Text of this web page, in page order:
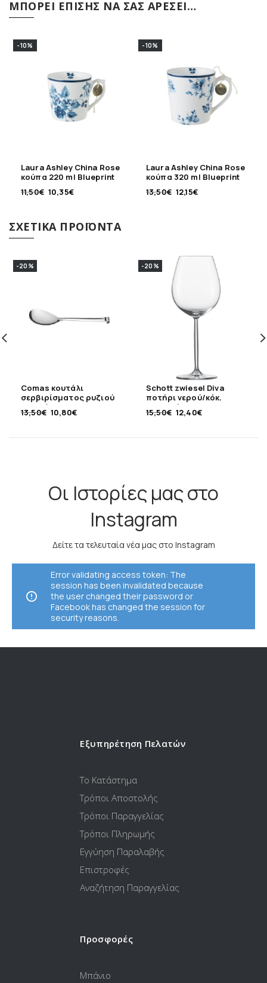
ΜΠΟΡΕΊ ΕΠΊΣΗΣ ΝΑ ΣΑΣ ΑΡΈΣΕΙ…
-10%
Laura Ashley China Rose
κούπα 220 ml Blueprint
11,50€ 10,35€
-10%
Laura Ashley China Rose
κούπα 320 ml Blueprint
13,50€ 12,15€
ΣΧΕΤΙΚΆ ΠΡΟΪΌΝΤΑ
-20%
Comas κουτάλι
σερβιρίσματος ρυζιού
ανοξείδωτο 18/10
13,50€ 10,80€
-20%
Schott zwiesel Diva
ποτήρι νερού/κόκ.
κρασιού 613ml
15,50€ 12,40€
Οι Ιστορίες μας στο
Instagram
Δείτε τα τελευταία νέα μας στο Instagram
Error validating access token: The
session has been invalidated because
the user changed their password or
Facebook has changed the session for
security reasons.
Εξυπηρέτηση Πελατών
Το Κατάστημα
Τρόποι Αποστολής
Τρόποι Παραγγελίας
Τρόποι Πληρωμής
Εγγύηση Παραλαβής
Επιστροφές
Αναζήτηση Παραγγελίας
Προσφορές
Μπάνιο